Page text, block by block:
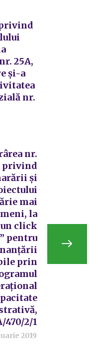
privind
25A,
și-a
nr.
nr.
privind
și
mai
la
click
pentru
prin
470/2/1
2019